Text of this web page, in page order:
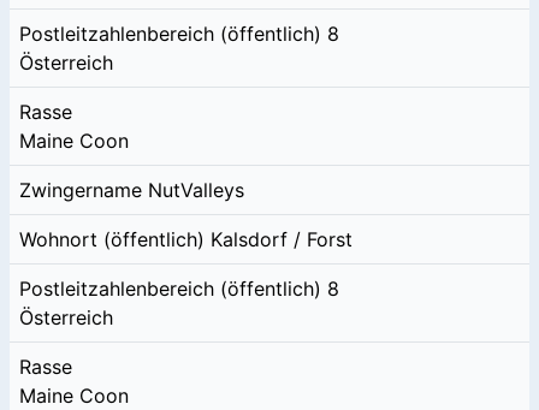
Postleitzahlenbereich (öffentlich) 8
Österreich
Rasse
Maine Coon
Zwingername NutValleys
Wohnort (öffentlich) Kalsdorf / Forst
Postleitzahlenbereich (öffentlich) 8
Österreich
Rasse
Maine Coon